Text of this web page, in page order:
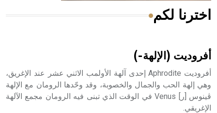
هل تعلم أن الأبسيد كلمة فرنسية اللفظ تم اعتمادها مصطلحاً
- هل تعلم أن أبجر Abgar اسم معروف جيداً يعود إلى عدد من
الملوك الذين حكموا مدينة إديسا (الرها) من أبجر الأول وحتى
اخترنا لكم
أفروديت (الإلهة-)
أفروديت Aphrodite إحدى آلهة الأولمب الاثني عشر عند الإغريق،
وهي إلهة الحب والجمال والخصوبة، وقد وحّدها الرومان مع الإلهة
ڤينوس [ر] Venus في الوقت الذي تبنى فيه الرومان مجمع الآلهة
الإغريقي.